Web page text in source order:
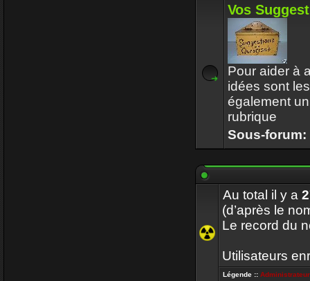
Vos
Pour aider à
idées sont
également
rubrique
Sous-forum:
Au total il y a
(d’après le
Le record du
Utilisateurs
Légende ::